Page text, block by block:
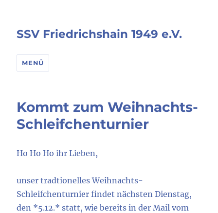
SSV Friedrichshain 1949 e.V.
MENÜ
Kommt zum Weihnachts-
Schleifchenturnier
Ho Ho Ho ihr Lieben,
unser tradtionelles Weihnachts-
Schleifchenturnier findet nächsten Dienstag,
den *5.12.* statt, wie bereits in der Mail vom